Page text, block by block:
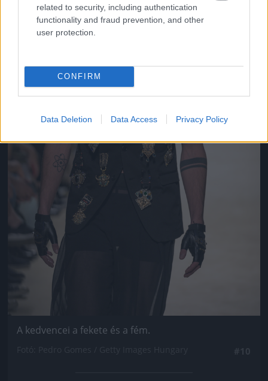
related to security, including authentication
functionality and fraud prevention, and other
user protection.
CONFIRM
Data Deletion Data Access Privacy Policy
A kedvencei a fekete és a fém.